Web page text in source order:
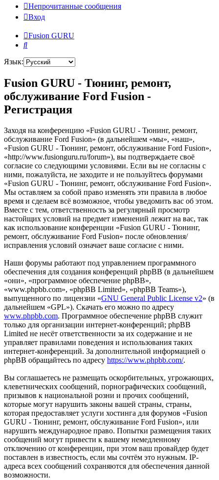
Непрочитанные сообщения
Вход
Fusion GURU
Поиск
Язык:
Fusion GURU - Тюнинг, ремонт,
обслуживание Ford Fusion -
Регистрация
Заходя на конференцию «Fusion GURU - Тюнинг, ремонт,
обслуживание Ford Fusion» (в дальнейшем «мы», «наш»,
«Fusion GURU - Тюнинг, ремонт, обслуживание Ford Fusion»,
«http://www.fusionguru.ru/forum»), вы подтверждаете своё
согласие со следующими условиями. Если вы не согласны с
ними, пожалуйста, не заходите и не пользуйтесь форумами
«Fusion GURU - Тюнинг, ремонт, обслуживание Ford Fusion».
Мы оставляем за собой право изменять эти правила в любое
время и сделаем всё возможное, чтобы уведомить вас об этом.
Вместе с тем, ответственность за регулярный просмотр
настойщих условий на предмет изменений лежит на вас, так
как использование конференции «Fusion GURU - Тюнинг,
ремонт, обслуживание Ford Fusion» после обновления/
исправления условий означает ваше согласие с ними.
Наши форумы работают под управлением программного
обеспечения для создания конференций phpBB (в дальнейшем
«они», «программное обеспечение phpBB»,
«www.phpbb.com», «phpBB Limited», «phpBB Teams»),
выпущенного по лицензии «GNU General Public License v2» (в
дальнейшем «GPL»). Скачать его можно по адресу
www.phpbb.com. Программное обеспечение phpBB служит
только для организации интернет-конференций; phpBB
Limited не несёт ответственности за их содержание и не
управляет правилами поведения и использования таких
интернет-конференций. За дополнительной информацией о
phpBB обращайтесь по адресу https://www.phpbb.com/.
Вы соглашаетесь не размещать оскорбительных, угрожающих,
клеветнических сообщений, порнографических сообщений,
призывов к национальной розни и прочих сообщений,
которые могут нарушить законы вашей страны, страны,
которая предоставляет услуги хостинга для форумов «Fusion
GURU - Тюнинг, ремонт, обслуживание Ford Fusion», или
нарушить международное право. Попытки размещения таких
сообщений могут привести к вашему немедленному
отключению от конференции, при этом ваш провайдер будет
поставлен в известность, если мы сочтём это нужным. IP-
адреса всех сообщений сохраняются для обеспечения данной
возможности.